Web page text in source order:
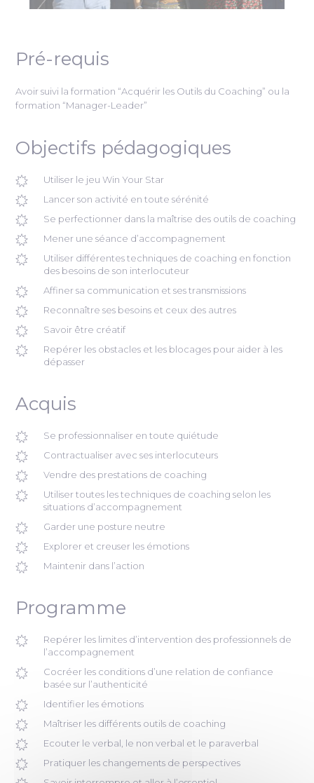
Pré-requis
Avoir suivi la formation “Acquérir les Outils du Coaching” ou la
formation “Manager-Leader”
Objectifs pédagogiques
Utiliser le jeu Win Your Star
Lancer son activité en toute sérénité
Se perfectionner dans la maîtrise des outils de coaching
Mener une séance d’accompagnement
Utiliser différentes techniques de coaching en fonction
des besoins de son interlocuteur
Affiner sa communication et ses transmissions
Reconnaître ses besoins et ceux des autres
Savoir être créatif
Repérer les obstacles et les blocages pour aider à les
dépasser
Acquis
Se professionnaliser en toute quiétude
Contractualiser avec ses interlocuteurs
Vendre des prestations de coaching
Utiliser toutes les techniques de coaching selon les
situations d’accompagnement
Garder une posture neutre
Explorer et creuser les émotions
Maintenir dans l’action
Programme
Repérer les limites d’intervention des professionnels de
l’accompagnement
Cocréer les conditions d’une relation de confiance
basée sur l’authenticité
Identifier les émotions
Maîtriser les différents outils de coaching
Ecouter le verbal, le non verbal et le paraverbal
Pratiquer les changements de perspectives